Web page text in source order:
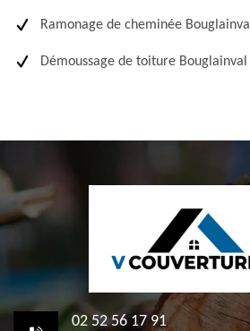
Ramonage de cheminée Bouglainval
Démoussage de toiture Bouglainval
02 52 56 17 91